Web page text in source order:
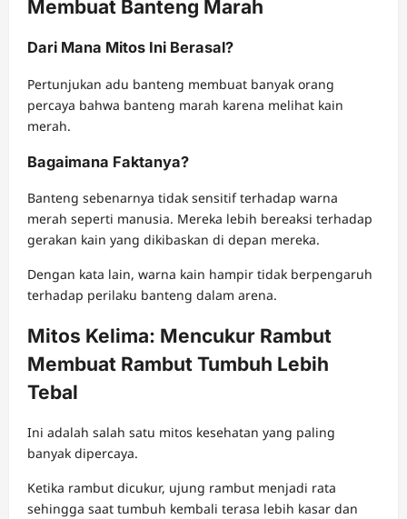
Membuat Banteng Marah
Dari Mana Mitos Ini Berasal?
Pertunjukan adu banteng membuat banyak orang
percaya bahwa banteng marah karena melihat kain
merah.
Bagaimana Faktanya?
Banteng sebenarnya tidak sensitif terhadap warna
merah seperti manusia. Mereka lebih bereaksi terhadap
gerakan kain yang dikibaskan di depan mereka.
Dengan kata lain, warna kain hampir tidak berpengaruh
terhadap perilaku banteng dalam arena.
Mitos Kelima: Mencukur Rambut
Membuat Rambut Tumbuh Lebih
Tebal
Ini adalah salah satu mitos kesehatan yang paling
banyak dipercaya.
Ketika rambut dicukur, ujung rambut menjadi rata
sehingga saat tumbuh kembali terasa lebih kasar dan